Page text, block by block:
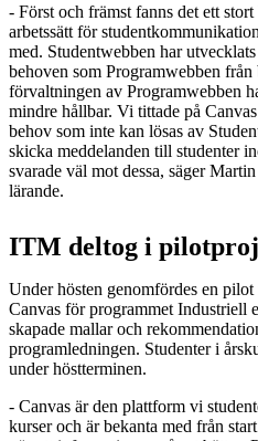
- Först och främst fanns det ett
arbetssätt för
med. Studentwebben har
behoven som Programwebben
förvaltningen av Programwebben
mindre hållbar. Vi tittade på
behov som inte kan lösas av
skicka meddelanden till studenter
svarade väl mot dessa, säger
lärande.
ITM deltog i
Under hösten genomfördes en
Canvas för programmet Industriell
skapade mallar och
programledningen. Studenter i
under höstterminen.
- Canvas är den plattform vi
kurser och är bekanta med från